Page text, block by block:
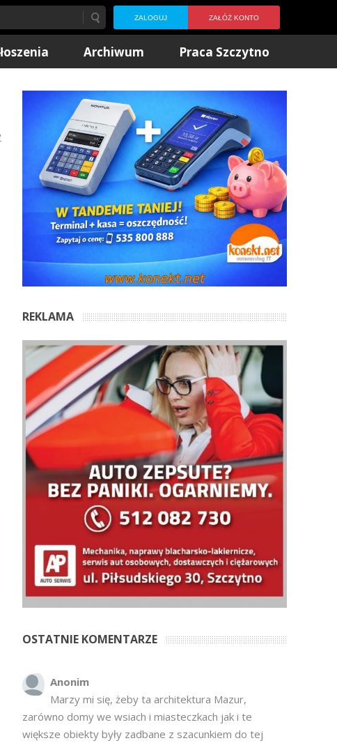
ZALOGUJ ZAŁÓŻ KONTO
Archiwum Praca Szczytno
REKLAMA
OSTATNIE KOMENTARZE
Anonim
Marzy mi się, żeby ta architektura Mazur,
zarówno domy we wsiach i miasteczkach jak i te
większe obiekty były zadbane z szacunkiem do tej